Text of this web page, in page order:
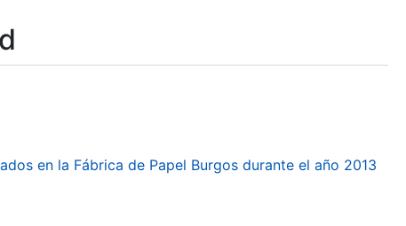
en la Fábrica de Papel Burgos durante el año 2013